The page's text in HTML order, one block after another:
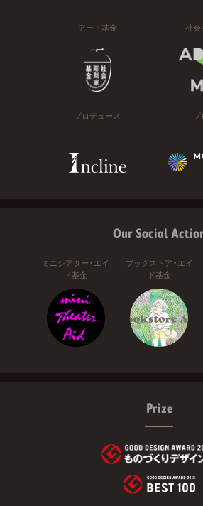
アート基金 社
プロデュース
Our Social
ミニシアター・エイ
ド基金
ブックストア・エイ
ド基金
Prize